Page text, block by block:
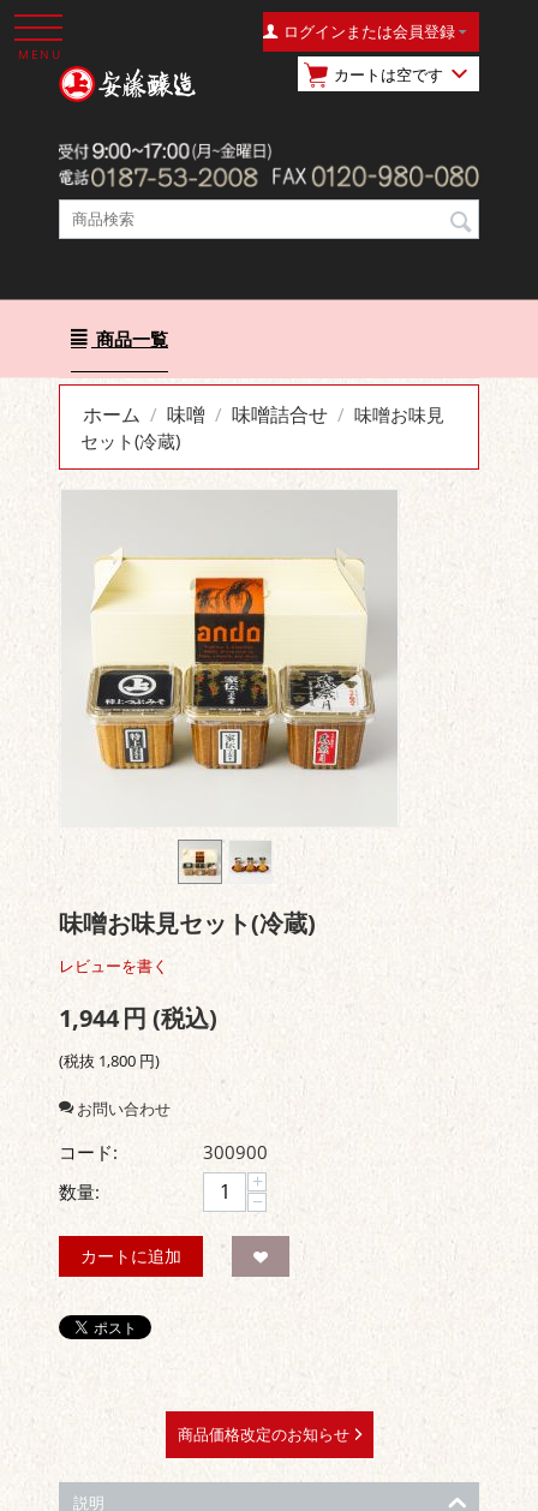
ログインまたは会員登録
カートは空です
MENU
商品一覧
ホーム / 味噌 / 味噌詰合せ / 味噌お味見
セット(冷蔵)
味噌お味見セット(冷蔵)
レビューを書く
1,944円 (税込)
(税抜 1,800 円)
お問い合わせ
コード:
300900
数量:
+
−
カートに追加
商品価格改定のお知らせ
説明